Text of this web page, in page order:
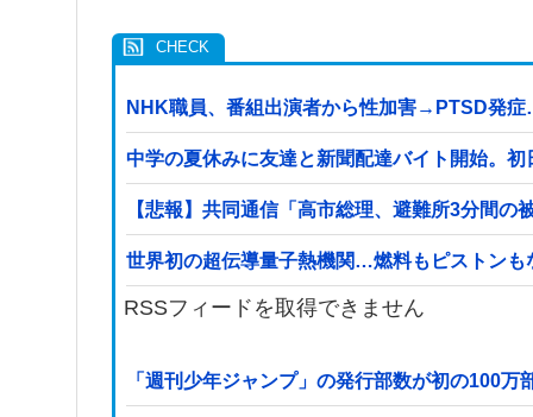
NHK職員、番組出演者から性加害→PTSD発
中学の夏休みに友達と新聞配達バイト開始。
【悲報】共同通信「高市総理、避難所3分間
世界初の超伝導量子熱機関…燃料もピストンも
RSSフィードを取得できません
「週刊少年ジャンプ」の発行部数が初の100万